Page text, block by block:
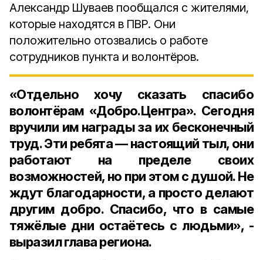
Александр Шуваев пообщался с жителями,
которые находятся в ПВР. Они
положительно отозвались о работе
сотрудников пункта и волонтёров.
«Отдельно хочу сказать спасибо
волонтёрам «Добро.Центра». Сегодня
вручили им награды за их бесконечный
труд. Эти ребята — настоящий тыл, они
работают на пределе своих
возможностей, но при этом с душой. Не
ждут благодарности, а просто делают
другим добро. Спасибо, что в самые
тяжёлые дни остаётесь с людьми», -
выразил глава региона.